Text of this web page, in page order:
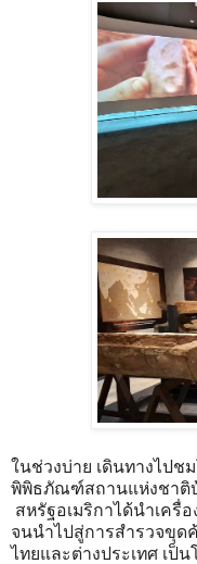
ในช่วงบ่าย เดินทางไป
พิพิธภัณฑ์สถานแห่งชาติบ้
สหรัฐอเมริกาได้นำเครื่
จนนำไปสู่การสำรวจขุ
ไทยและต่างประเทศ เป็